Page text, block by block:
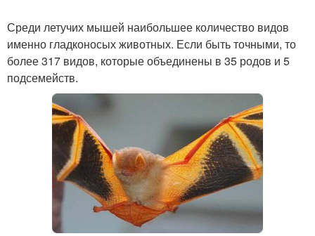
Среди летучих мышей наибольшее количество видов
именно гладконосых животных. Если быть точными, то
более 317 видов, которые объединены в 35 родов и 5
подсемейств.